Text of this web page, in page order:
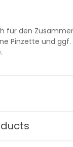
für den
Pinzette und